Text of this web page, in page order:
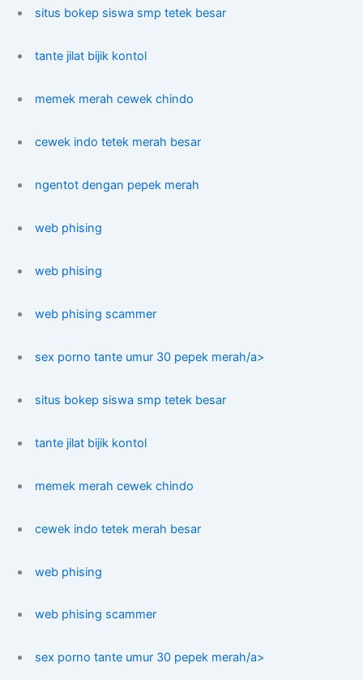
situs bokep siswa smp tetek besar
tante jilat bijik kontol
memek merah cewek chindo
cewek indo tetek merah besar
ngentot dengan pepek merah
web phising
web phising
web phising scammer
sex porno tante umur 30 pepek merah/a>
situs bokep siswa smp tetek besar
tante jilat bijik kontol
memek merah cewek chindo
cewek indo tetek merah besar
web phising
web phising scammer
sex porno tante umur 30 pepek merah/a>